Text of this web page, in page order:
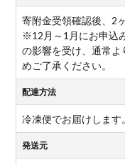
寄附金受領確認後、2
※12月～1月にお申込
の影響を受け、通常
めご了承ください。
配達方法
冷凍便でお届けします。
発送元